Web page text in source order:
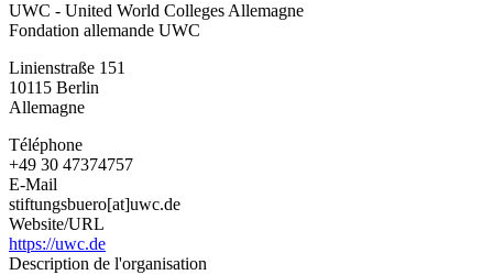
-
United
UWC - United World Colleges Allemagne
Fondation allemande UWC
Linienstraße 151
10115 Berlin
Allemagne
Téléphone
+49 30 47374757
E-Mail
stiftungsbuero[at]uwc.de
Website/URL
https://uwc.de
Description de l'organisation